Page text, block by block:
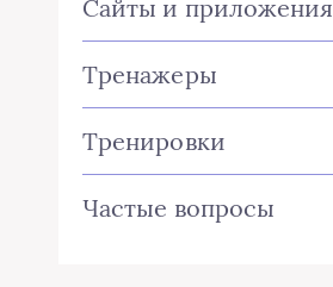
Сайты и приложения
Тренажеры
Тренировки
Частые вопросы